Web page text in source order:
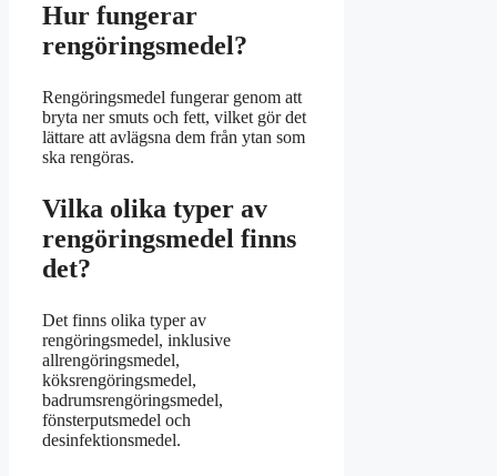
Hur fungerar
rengöringsmedel?
Rengöringsmedel fungerar genom att
bryta ner smuts och fett, vilket gör det
lättare att avlägsna dem från ytan som
ska rengöras.
Vilka olika typer av
rengöringsmedel finns
det?
Det finns olika typer av
rengöringsmedel, inklusive
allrengöringsmedel,
köksrengöringsmedel,
badrumsrengöringsmedel,
fönsterputsmedel och
desinfektionsmedel.